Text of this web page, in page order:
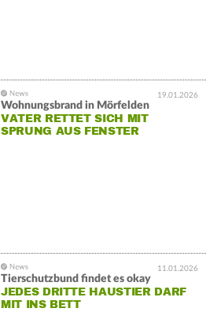
19.01.2026
Wohnungsbrand in Mörfelden
VATER RETTET SICH MIT
SPRUNG AUS FENSTER
11.01.2026
Tierschutzbund findet es okay
JEDES DRITTE HAUSTIER DARF
MIT INS BETT